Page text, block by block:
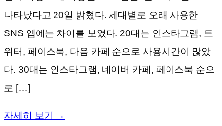
나타났다고 20일 밝혔다. 세대별로 오래 사용한
SNS 앱에는 차이를 보였다. 20대는 인스타그램, 트
위터, 페이스북, 다음 카페 순으로 사용시간이 많았
다. 30대는 인스타그램, 네이버 카페, 페이스북 순으
로 […]
자세히 보기 →